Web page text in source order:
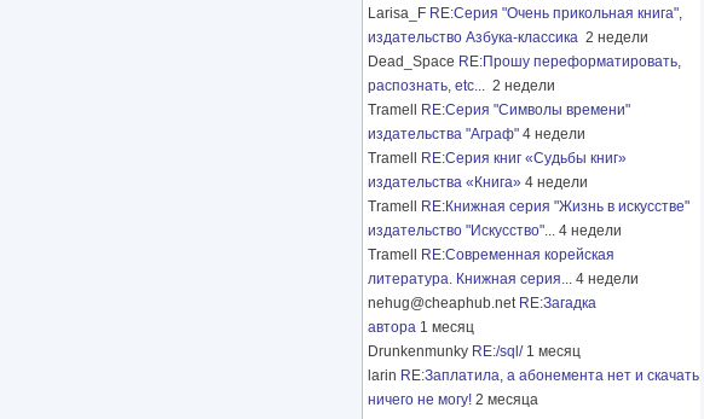
Larisa_F RE:Серия "Очень прикольная книга",
издательство Азбука-классика 2 недели
Dead_Space RE:Прошу переформатировать,
распознать, etc... 2 недели
Tramell
RE:Серия "Символы времени"
издательства "Аграф" 4 недели
Tramell
RE:Серия книг «Судьбы книг»
издательства «Книга» 4 недели
Tramell
RE:Книжная серия "Жизнь в искусстве"
издательство "Искусство"... 4 недели
Tramell
RE:Современная корейская
литература. Книжная серия... 4 недели
nehug@cheaphub.net RE:Загадка
автора 1 месяц
Drunkenmunky RE:/sql/ 1 месяц
larin RE:Заплатила, а абонемента нет и скачать
ничего не могу! 2 месяца